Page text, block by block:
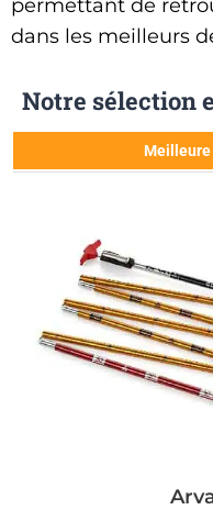
permettant de
dans les meilleurs
Notre sélection
Meilleure